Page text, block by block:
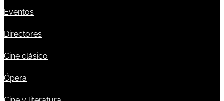
Eventos
Directores
Cine clásico
Ópera